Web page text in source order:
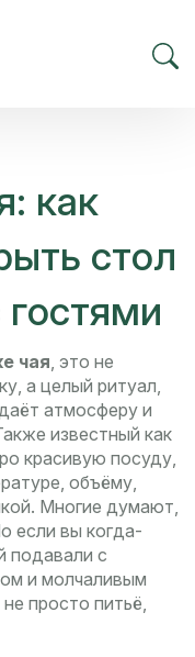
как
стол
чая, это не
а целый ритуал,
атмосферу и
известный как
красивую посуду,
объёму,
Многие думают,
если вы когда-
подавали с
и молчаливым
просто питьё,